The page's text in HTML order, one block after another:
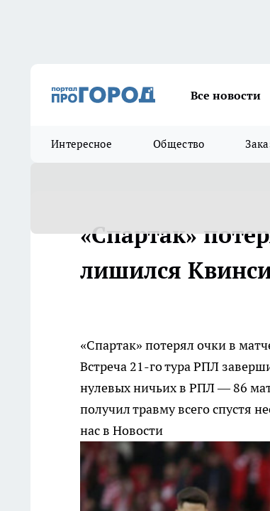
Все новости
Интересное Общество
«Спартак»
лишился
«Спартак» потерял очки в
Встреча 21-го тура РПЛ
нулевых ничьих в РПЛ — 86
получил травму всего спустя
нас в Новости